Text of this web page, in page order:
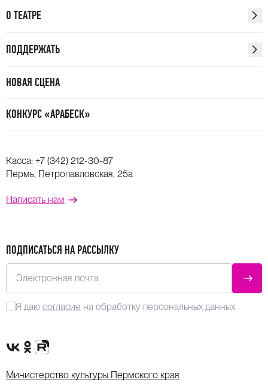
О ТЕАТРЕ
ПОДДЕРЖАТЬ
НОВАЯ СЦЕНА
КОНКУРС «АРАБЕСК»
Касса: +7 (342) 212-30-87
Пермь, Петропавловская, 25а
Написать нам
ПОДПИСАТЬСЯ НА РАССЫЛКУ
Электронная почта
Я даю согласие на обработку персональных данных
Сообщество VK
Группа в одноклассниках
Канал Rutube
Министерство культуры Пермского края